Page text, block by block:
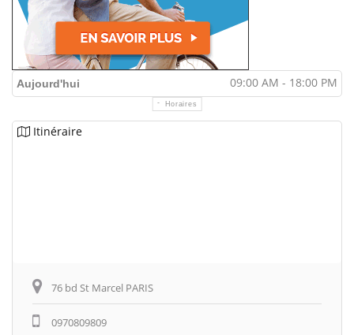
Aujourd'hui 09:00 AM - 18:00 PM
Horaires
Itinéraire
76 bd St Marcel PARIS
0970809809